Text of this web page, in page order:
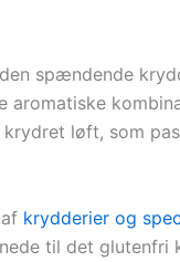
spændende
aromatiske
løft, som
krydderier og
til det glutenfri